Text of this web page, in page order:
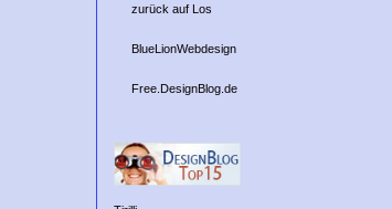
zurück auf Los
BlueLionWebdesign
Free.DesignBlog.de